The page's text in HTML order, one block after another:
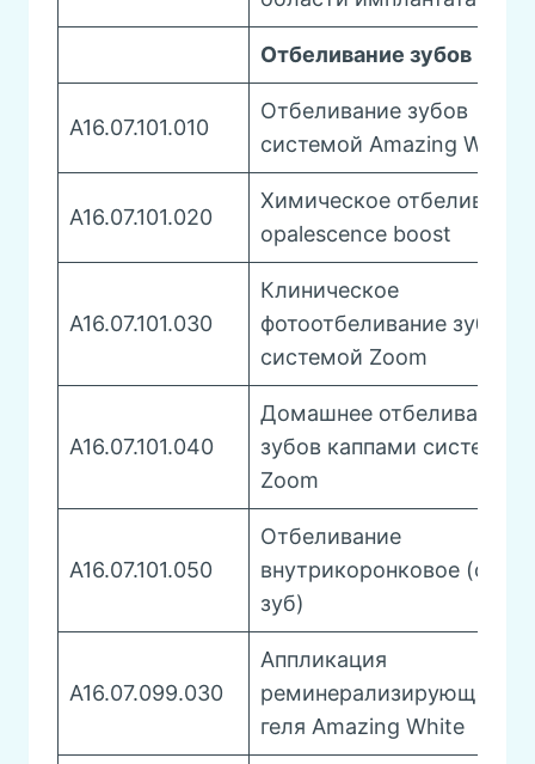
Отбеливание зубов
A16.07.101.010
Отбеливание зубов
системой Amazing White
A16.07.101.020
Химическое отбеливание
opalescence boost
A16.07.101.030
Клиническое
фотоотбеливание зубов
системой Zoom
A16.07.101.040
Домашнее отбеливание
зубов каппами системой
Zoom
A16.07.101.050
Отбеливание
внутрикоронковое (один
зуб)
A16.07.099.030
Аппликация
реминерализирующего
геля Amazing White